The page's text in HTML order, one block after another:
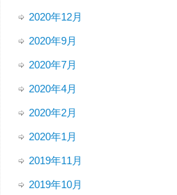
2020年12月
2020年9月
2020年7月
2020年4月
2020年2月
2020年1月
2019年11月
2019年10月